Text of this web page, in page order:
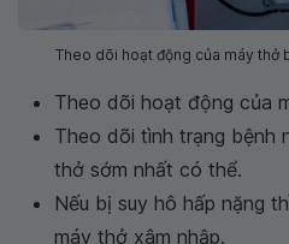
Theo dõi hoạt động của máy thở
Theo dõi hoạt động của
Theo dõi tình trạng bệnh
thở sớm nhất có thể.
Nếu bị suy hô hấp nặng
máy thở xâm nhập.